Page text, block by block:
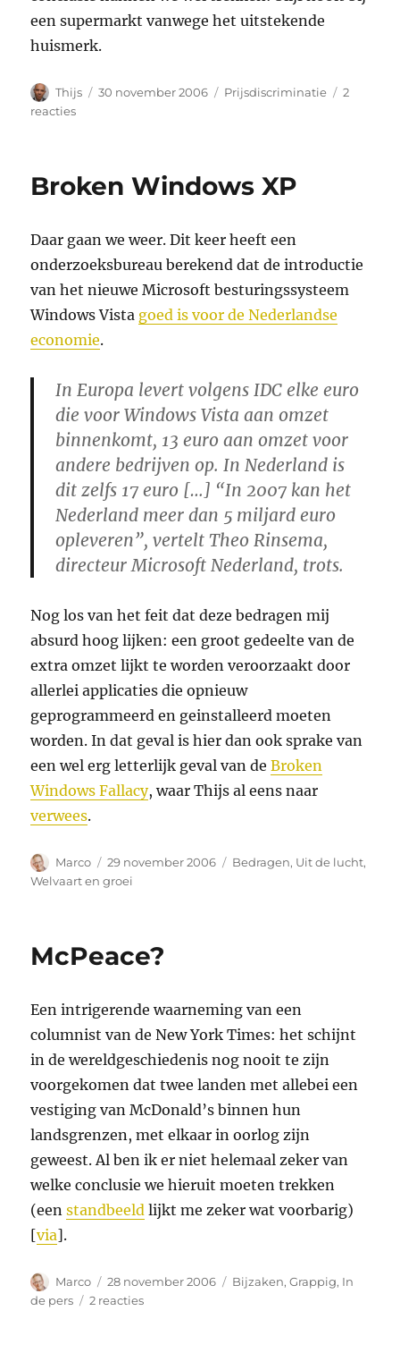
een supermarkt vanwege het uitstekende
huismerk.
Auteur
Thijs
Geplaatst
30 november 2006 Categorieën
Prijsdiscriminatie
2
reactiesop
Broken Windows XP
Daar gaan we weer. Dit keer heeft een
onderzoeksbureau berekend dat de introductie
van het nieuwe Microsoft besturingssysteem
Windows Vista goed is voor de Nederlandse
economie.
In Europa levert volgens IDC elke euro
die voor Windows Vista aan omzet
binnenkomt, 13 euro aan omzet voor
andere bedrijven op. In Nederland is
dit zelfs 17 euro […] “In 2007 kan het
Nederland meer dan 5 miljard euro
opleveren”, vertelt Theo Rinsema,
directeur Microsoft Nederland, trots.
Nog los van het feit dat deze bedragen mij
absurd hoog lijken: een groot gedeelte van de
extra omzet lijkt te worden veroorzaakt door
allerlei applicaties die opnieuw
geprogrammeerd en geinstalleerd moeten
worden. In dat geval is hier dan ook sprake van
een wel erg letterlijk geval van deBroken
Windows Fallacy, waar Thijs al eens naar
verwees.
Auteur
Marco
Geplaatst
op
29 november 2006 Categorieën
Bedragen, Uit de lucht,
Welvaart en groei
McPeace?
Een intrigerende waarneming van een
columnist van de New York Times: het schijnt
in de wereldgeschiedenis nog nooit te zijn
voorgekomen dat twee landen met allebei een
vestiging van McDonald’s binnen hun
landsgrenzen, met elkaar in oorlog zijn
geweest. Al ben ik er niet helemaal zeker van
welke conclusie we hieruit moeten trekken
(eenstandbeeld lijkt me zeker wat voorbarig)
[via].
Auteur
Marco
Geplaatst
op
28 november 2006 Categorieën
Bijzaken,Grappig, In
de pers
2 reactiesop